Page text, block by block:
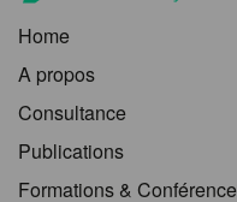
Home
A propos
Consultance
Publications
Formations &